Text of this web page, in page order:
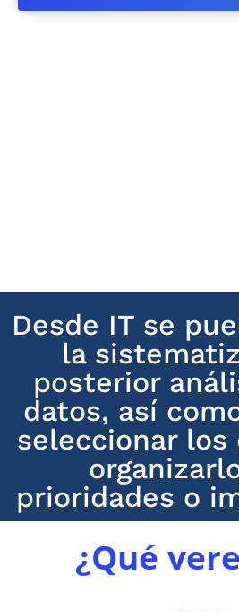
Desde IT se
la
posterior
datos, así
seleccionar los
prioridades o
¿Qué